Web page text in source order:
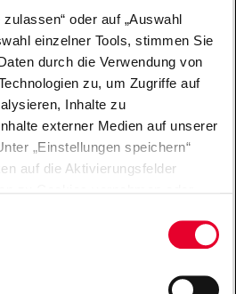
oder auf „Auswahl
einzelner Tools, stimmen Sie
durch die Verwendung von
zu, um Zugriffe auf
Inhalte zu
externer Medien auf unserer
„Einstellungen speichern“
auf die Aktivierungsfelder
können die erteilte Einwilligung
das Cookie Board widerrufen.